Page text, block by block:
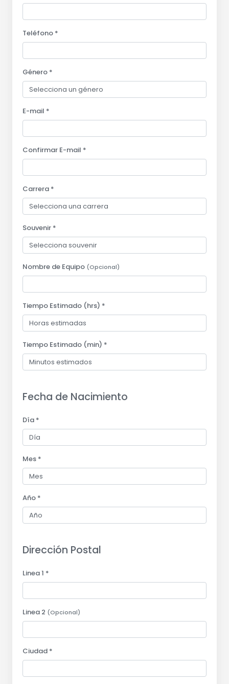
Teléfono *
Género *
E-mail *
Confirmar E-mail *
Carrera *
Souvenir *
Nombre de Equipo (Opcional)
Tiempo Estimado (hrs) *
Tiempo Estimado (min) *
Fecha de Nacimiento
Día *
Mes *
Año *
Dirección Postal
Linea 1 *
Linea 2 (Opcional)
Ciudad *